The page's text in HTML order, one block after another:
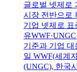
글로벌 넷제로
시장 전반으로
기업 넷제로
유
기준과 기업 대
일 WWF(세계
(UNGC), 한국